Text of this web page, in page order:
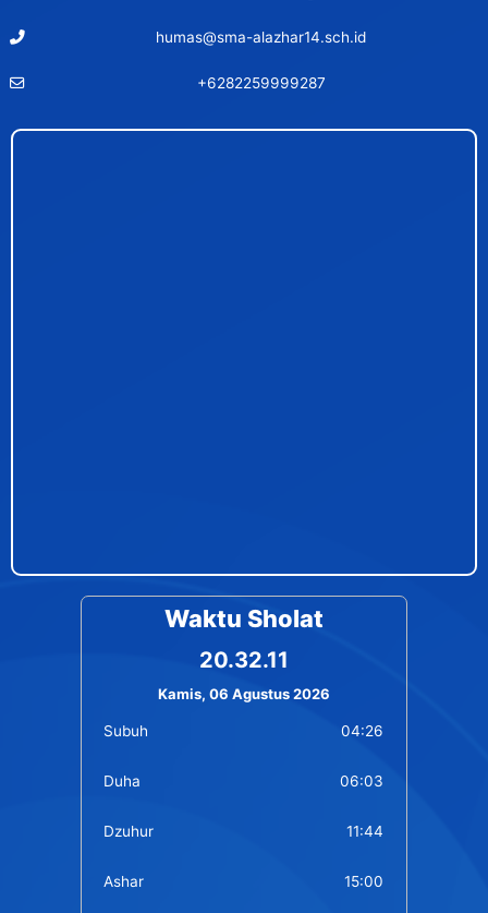
humas@sma-alazhar14.sch.id
+6282259999287
Waktu Sholat
20.32.11
Kamis, 06 Agustus 2026
Subuh 04:26
Duha 06:03
Dzuhur 11:44
Ashar 15:00